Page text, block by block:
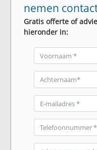
nemen
Gratis offerte of
hieronder in: